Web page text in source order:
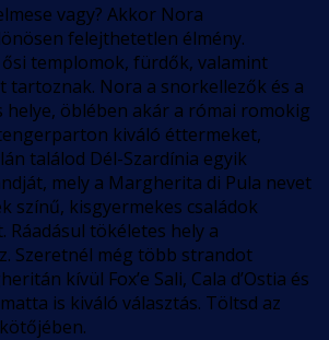
vagy? Akkor Nora
felejthetetlen élmény.
templomok, fürdők, valamint
tartoznak. Nora a snorkellezők és a
helye, öblében akár a római romokig
kiváló éttermeket,
találod Dél-Szardínia egyik
mely a Margherita di Pula nevet
színű, kisgyermekes családok
Ráadásul tökéletes hely a
Szeretnél még több strandot
kívül Fox’e Sali, Cala d’Ostia és
is kiváló választás. Töltsd az